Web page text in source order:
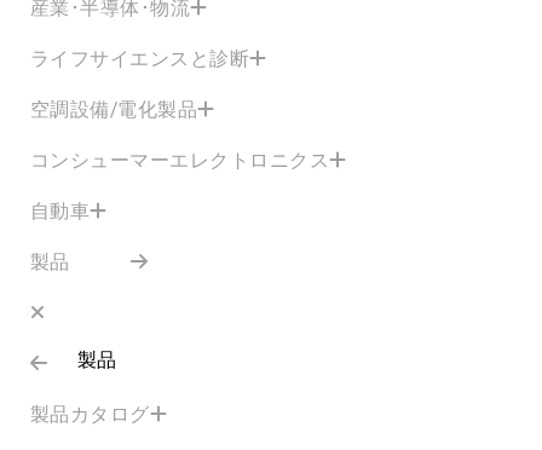
産業･半導体･物流
ライフサイエンスと診断
空調設備/電化製品
コンシューマーエレクトロニクス
自動車
製品
製品
製品カタログ